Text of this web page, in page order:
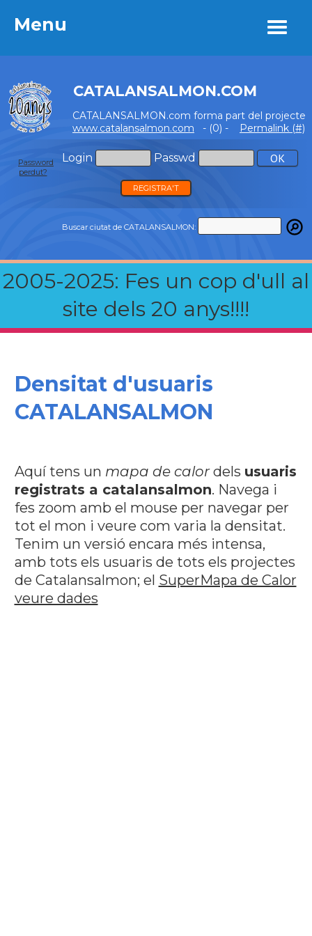
Menu
CATALANSALMON.COM
CATALANSALMON.com forma part del projecte
www.catalansalmon.com - (0) - Permalink (#)
Login Passwd
Password
perdut?
REGISTRA'T
Buscar ciutat de CATALANSALMON:
2005-2025: Fes un cop d'ull al
site dels 20 anys!!!!
Menu
Densitat d'usuaris
CATALANSALMON
Aquí tens un mapa de calordels usuaris
registrats a catalansalmon. Navega i
fes zoom amb el mouse per navegar per
tot el mon i veure com varia la densitat.
Tenim un versió encara més intensa,
amb tots els usuaris de tots els projectes
de Catalansalmon; el SuperMapa de Calor
veure dades